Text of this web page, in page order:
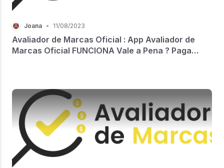
Joana • 11/08/2023
Avaliador de Marcas Oficial : App Avaliador de
Marcas Oficial FUNCIONA Vale a Pena ? Paga